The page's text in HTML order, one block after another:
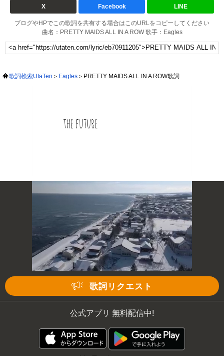
X Facebook LINE
ブログやHPでこの歌詞を共有する場合はこのURLをコピーしてください
曲名：PRETTY MAIDS ALL IN A ROW 歌手：Eagles
歌詞検索UtaTen Eagles PRETTY MAIDS ALL IN A ROW歌詞
歌詞リクエスト
公式アプリ 無料配信中!